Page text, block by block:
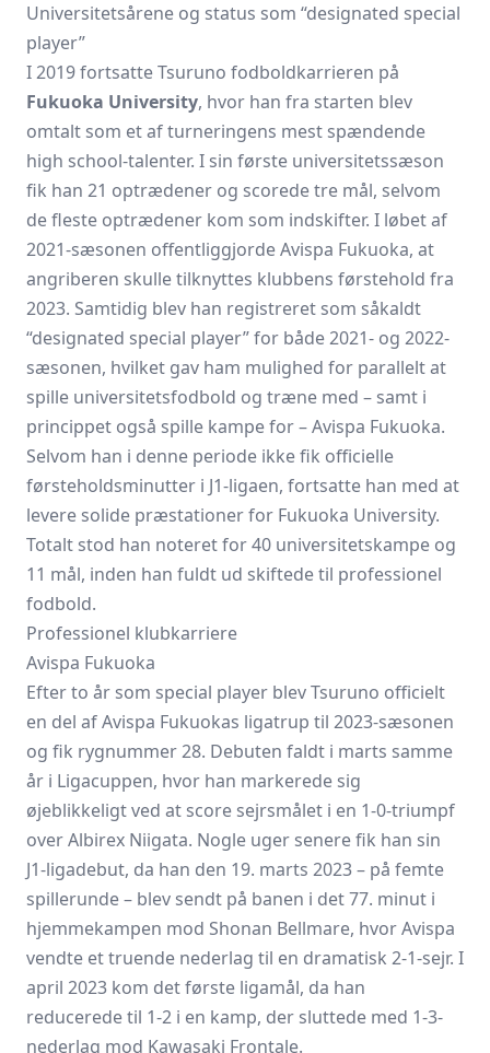
Universitetsårene og status som “designated special
player”
I 2019 fortsatte Tsuruno fodboldkarrieren på
Fukuoka University, hvor han fra starten blev
omtalt som et af turneringens mest spændende
high school-talenter. I sin første universitets­sæson
fik han 21 optrædener og scorede tre mål, selvom
de fleste optrædener kom som indskifter. I løbet af
2021-sæsonen offentliggjorde Avispa Fukuoka, at
angriberen skulle tilknyttes klubbens førstehold fra
2023. Samtidig blev han registreret som såkaldt
“designated special player” for både 2021- og 2022-
sæsonen, hvilket gav ham mulighed for parallelt at
spille universitetsfodbold og træne med – samt i
princippet også spille kampe for – Avispa Fukuoka.
Selvom han i denne periode ikke fik officielle
førsteholdsminutter i J1-ligaen, fortsatte han med at
levere solide præstationer for Fukuoka University.
Totalt stod han noteret for 40 universitetskampe og
11 mål, inden han fuldt ud skiftede til professionel
fodbold.
Professionel klubkarriere
Avispa Fukuoka
Efter to år som special player blev Tsuruno officielt
en del af Avispa Fukuokas ligatrup til 2023-sæsonen
og fik rygnummer 28. Debuten faldt i marts samme
år i Ligacuppen, hvor han markerede sig
øjeblikkeligt ved at score sejrsmålet i en 1-0-triumpf
over Albirex Niigata. Nogle uger senere fik han sin
J1-liga­debut, da han den 19. marts 2023 – på femte
spillerunde – blev sendt på banen i det 77. minut i
hjemmekampen mod Shonan Bellmare, hvor Avispa
vendte et truende nederlag til en dramatisk 2-1-sejr. I
april 2023 kom det første ligamål, da han
reducerede til 1-2 i en kamp, der sluttede med 1-3-
nederlag mod Kawasaki Frontale.